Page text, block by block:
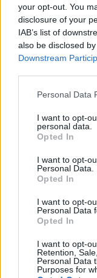
your opt-out. You
disclosure of your
IAB’s list of
also be disclosed
Downstream
Please note that
not limited to your
grant or deny
use your data for
consent section.
Personal Data
I want to opt-
personal data.
Opted In
I want to opt-
Personal Data.
Opted In
I want to opt-
Personal Data
Opted In
I want to opt-
Retention,
Personal Data
Purposes for
arriscadas, podem
Senseonics
Especialmente,
conseguir
trocado duas
se tornará menos
glicose. Em
produtos para
bem posicionada
chegar a
ganhos. E por um
produto, o